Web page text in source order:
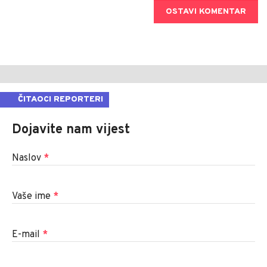
OSTAVI KOMENTAR
ČITAOCI REPORTERI
Dojavite nam vijest
Naslov *
Vaše ime *
E-mail *